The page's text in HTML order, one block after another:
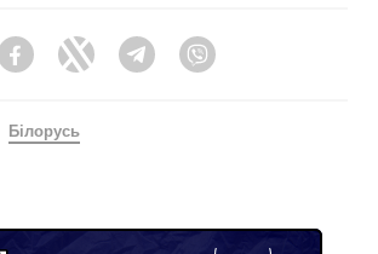
FacebookTwitter Telegram
Білорусь